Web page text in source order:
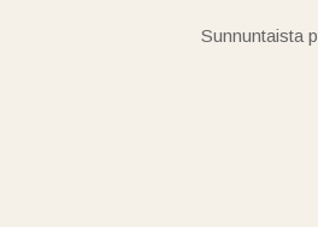
Sunnuntaista